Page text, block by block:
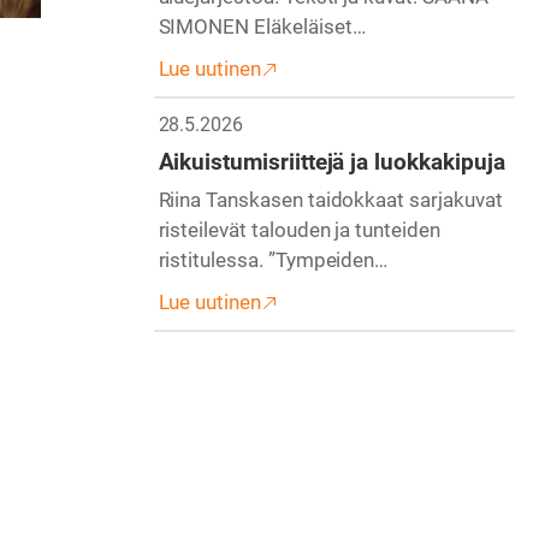
SIMONEN Eläkeläiset…
Lue uutinen
28.5.2026
Aikuistumisriittejä ja luokkakipuja
Riina Tanskasen taidokkaat sarjakuvat
risteilevät talouden ja tunteiden
ristitulessa. ”Tympeiden…
Lue uutinen